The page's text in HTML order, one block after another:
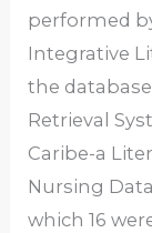
performed
Integrative
the
Retrieval
Caribe-a
Nursing
which 16